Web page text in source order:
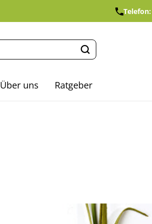
Telefon:
Über uns Ratgeber